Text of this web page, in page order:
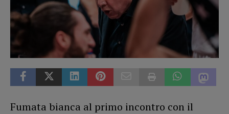
Fumata bianca al primo incontro con il